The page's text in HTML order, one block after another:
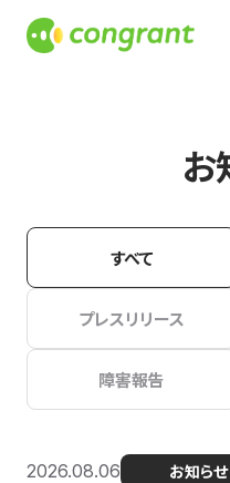
お
すべて
プレスリリース
障害報告
2026.08.06 お知らせ